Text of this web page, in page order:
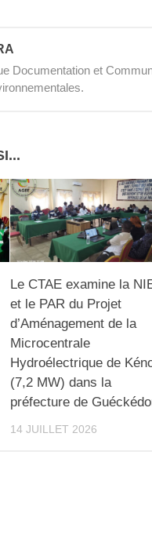
Documentation et
Le CTAE examine la
et le PAR du Projet
d’Aménagement de la
Microcentrale
Hydroélectrique de
(7,2 MW) dans la
préfecture de
14 JUILLET 2026